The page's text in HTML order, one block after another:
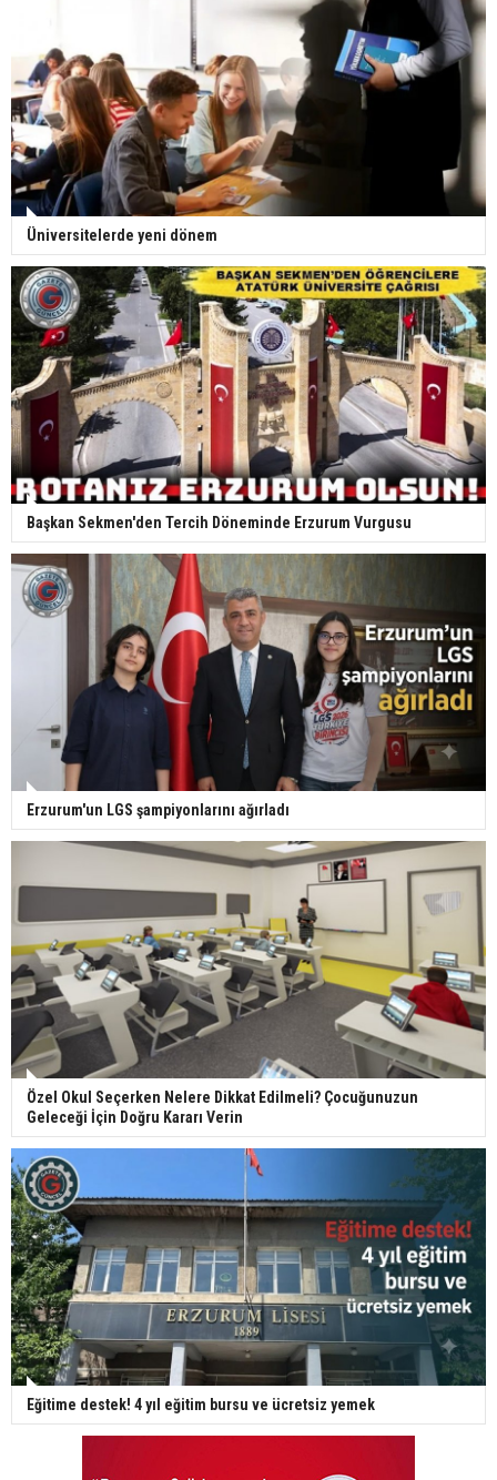
Üniversitelerde yeni dönem
Başkan Sekmen'den Tercih Döneminde Erzurum Vurgusu
Erzurum'un LGS şampiyonlarını ağırladı
Özel Okul Seçerken Nelere Dikkat Edilmeli? Çocuğunuzun
Geleceği İçin Doğru Kararı Verin
Eğitime destek! 4 yıl eğitim bursu ve ücretsiz yemek